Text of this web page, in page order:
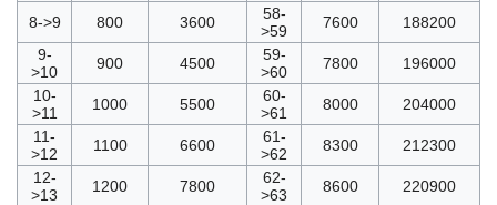
8->9 800 3600
58-
>59
7600
188200
9-
>10
900 4500
59-
>60
7800
196000
10-
>11
1000 5500
60-
>61
8000
204000
11-
>12
1100 6600
61-
>62
8300
212300
12-
>13
1200 7800
62-
>63
8600
220900